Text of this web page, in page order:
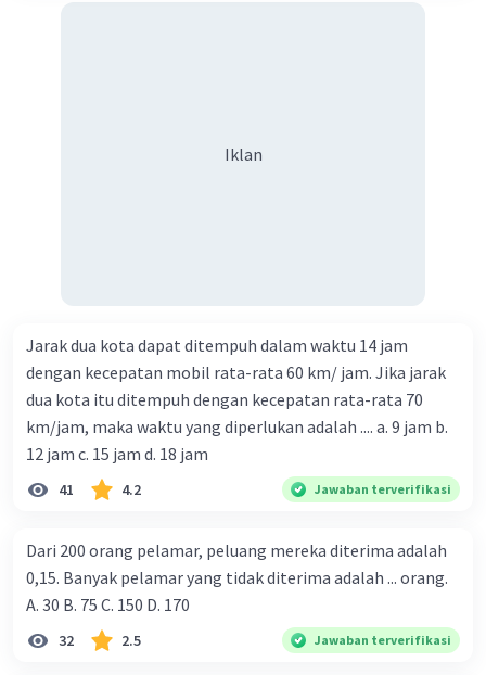
Iklan
Jarak dua kota dapat ditempuh dalam waktu 14 jam
dengan kecepatan mobil rata-rata 60 km/ jam. Jika jarak
dua kota itu ditempuh dengan kecepatan rata-rata 70
km/jam, maka waktu yang diperlukan adalah .... a. 9 jam b.
12 jam c. 15 jam d. 18 jam
41 4.2 Jawaban terverifikasi
Dari 200 orang pelamar, peluang mereka diterima adalah
0,15. Banyak pelamar yang tidak diterima adalah ... orang.
A. 30 B. 75 C. 150 D. 170
32 2.5 Jawaban terverifikasi